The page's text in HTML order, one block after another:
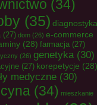
(34)
(35) diagnostyka
(27) dom (26) e-commerce
(28) farmacja (27)
(26) genetyka(30)
(27) korepetycje (28)
medyczne (30)
(34) mieszkanie